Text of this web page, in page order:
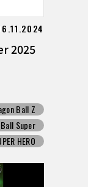
2025
Ball Z
Super
HERO